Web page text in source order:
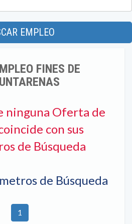
EMPLEO
FINES DE
ninguna Oferta de
con sus
de Búsqueda
de Búsqueda
1